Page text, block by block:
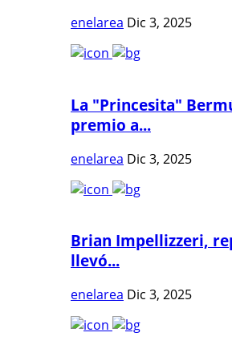
enelarea Dic 3, 2025
La "Princesita"
premio a...
enelarea Dic 3, 2025
Brian Impellizzeri,
llevó...
enelarea Dic 3, 2025